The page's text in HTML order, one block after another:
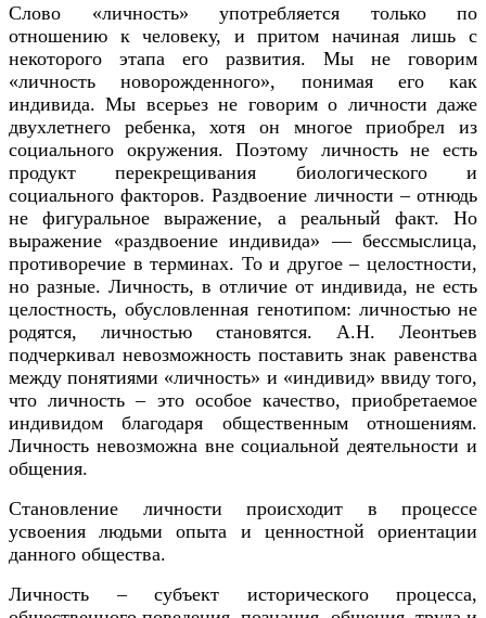
Слово «личность» употребляется только по
отношению к человеку, и притом начиная лишь с
некоторого этапа его развития. Мы не говорим
«личность новорожденного», понимая его как
индивида. Мы всерьез не говорим о личности даже
двухлетнего ребенка, хотя он многое приобрел из
социального окружения. Поэтому личность не есть
продукт перекрещивания биологического и
социального факторов. Раздвоение личности – отнюдь
не фигуральное выражение, а реальный факт. Но
выражение «раздвоение индивида» — бессмыслица,
противоречие в терминах. То и другое – целостности,
но разные. Личность, в отличие от индивида, не есть
целостность, обусловленная генотипом: личностью не
родятся, личностью становятся. А.Н. Леонтьев
подчеркивал невозможность поставить знак равенства
между понятиями «личность» и «индивид» ввиду того,
что личность – это особое качество, приобретаемое
индивидом благодаря общественным отношениям.
Личность невозможна вне социальной деятельности и
общения.
Становление личности происходит в процессе
усвоения людьми опыта и ценностной ориентации
данного общества.
Личность – субъект исторического процесса,